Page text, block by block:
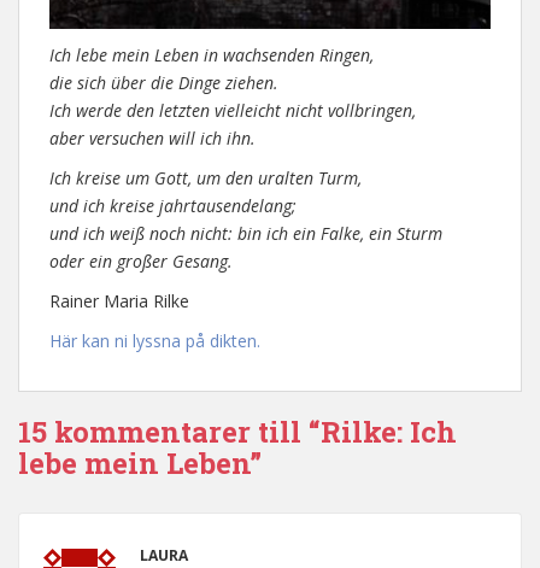
Ich lebe mein Leben in wachsenden Ringen,
die sich über die Dinge ziehen.
Ich werde den letzten vielleicht nicht vollbringen,
aber versuchen will ich ihn.
Ich kreise um Gott, um den uralten Turm,
und ich kreise jahrtausendelang;
und ich weiß noch nicht: bin ich ein Falke, ein Sturm
oder ein großer Gesang.
Rainer Maria Rilke
Här kan ni lyssna på dikten.
15 kommentarer till “Rilke: Ich
lebe mein Leben”
LAURA